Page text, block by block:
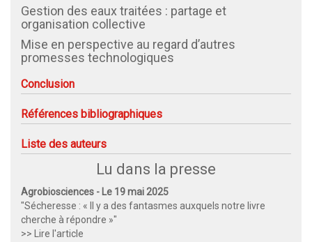
Gestion des eaux traitées : partage et
organisation collective
Mise en perspective au regard d’autres
promesses technologiques
Conclusion
Références bibliographiques
Liste des auteurs
Lu dans la presse
Agrobiosciences - Le 19 mai 2025
"Sécheresse : « Il y a des fantasmes auxquels notre livre
cherche à répondre »"
>> Lire l'article